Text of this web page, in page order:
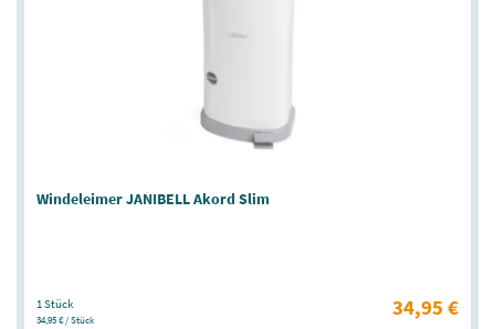
Windeleimer JANIBELL Akord Slim
1 Stück
34,95 € / Stück 34,95 €